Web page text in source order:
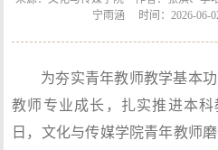
宁雨涵 时间：2026-06-
为夯实青年教师教学基本
教师专业成长，扎实推进本
日，文化与传媒学院青年教师